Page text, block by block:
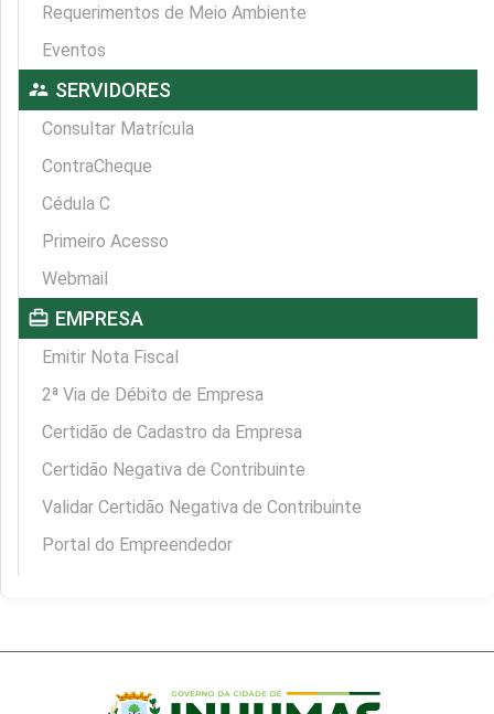
Requerimentos de Meio Ambiente
Eventos
supervisor_account SERVIDORES
Consultar Matrícula
ContraCheque
Cédula C
Primeiro Acesso
Webmail
card_travel EMPRESA
Emitir Nota Fiscal
2ª Via de Débito de Empresa
Certidão de Cadastro da Empresa
Certidão Negativa de Contribuinte
Validar Certidão Negativa de Contribuinte
Portal do Empreendedor